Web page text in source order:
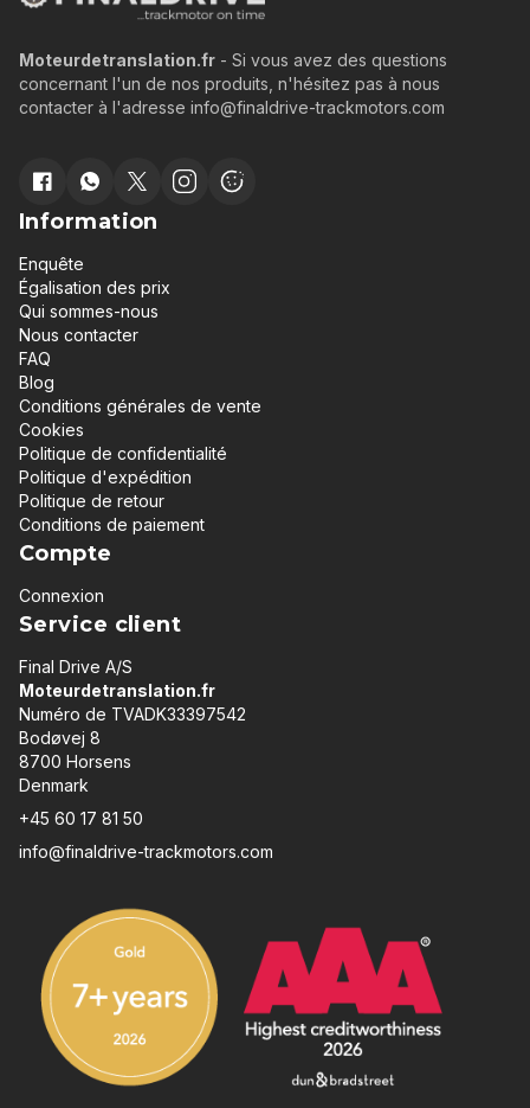
Moteurdetranslation.fr - Si vous avez des questions
concernant l'un de nos produits, n'hésitez pas à nous
contacter à l'adresse info@finaldrive-trackmotors.com
Information
Enquête
Égalisation des prix
Qui sommes-nous
Nous contacter
FAQ
Blog
Conditions générales de vente
Cookies
Politique de confidentialité
Politique d'expédition
Politique de retour
Conditions de paiement
Compte
Connexion
Service client
Final Drive A/S
Moteurdetranslation.fr
Numéro de TVADK33397542
Bodøvej 8
8700 Horsens
Denmark
+45 60 17 81 50
info@finaldrive-trackmotors.com